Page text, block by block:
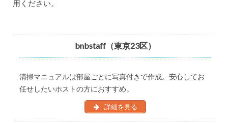
用ください。
bnbstaff（東京23区）
清掃マニュアルは部屋ごとに写真付きで作成。安心してお
任せしたいホストの方におすすめ。
詳細を見る